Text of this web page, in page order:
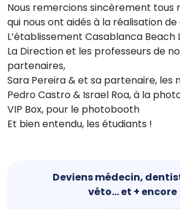
Nous remercions sincèrement tous
qui nous ont aidés à la réalisation
L’établissement Casablanca Beach
La Direction et les professeurs de
partenaires,
Sara Pereira & et sa partenaire, les
Pedro Castro & Israel Roa, à la
VIP Box, pour le photobooth
Et bien entendu, les étudiants !
Deviens médecin,
véto... et + encore